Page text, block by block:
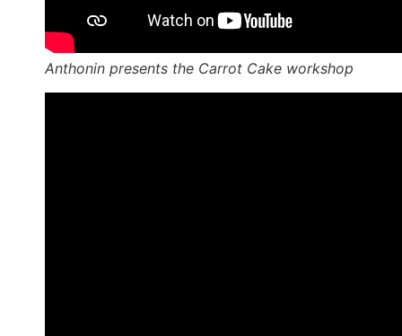
Anthonin presents the Carrot Cake workshop